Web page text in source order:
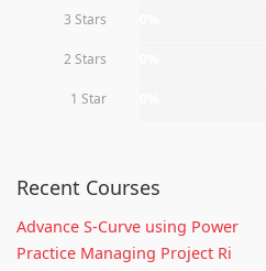
3 Stars
2 Stars
1 Star
Recent Courses
Advance S-Curve using Power
Practice Managing Project Ri